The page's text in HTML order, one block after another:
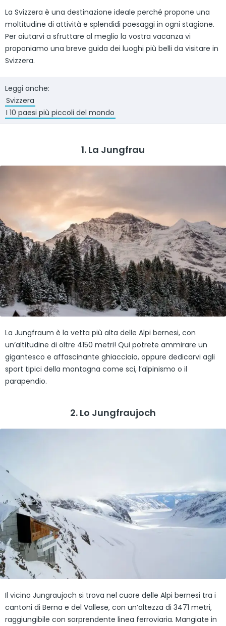
La Svizzera è una destinazione ideale perché propone una
moltitudine di attività e splendidi paesaggi in ogni stagione.
Per aiutarvi a sfruttare al meglio la vostra vacanza vi
proponiamo una breve guida dei luoghi più belli da visitare in
Svizzera.
Leggi anche:
Svizzera
I 10 paesi più piccoli del mondo
1. La Jungfrau
La Jungfraum è la vetta più alta delle Alpi bernesi, con
un’altitudine di oltre 4150 metri! Qui potrete ammirare un
gigantesco e affascinante ghiacciaio, oppure dedicarvi agli
sport tipici della montagna come sci, l’alpinismo o il
parapendio.
2. Lo Jungfraujoch
Il vicino Jungraujoch si trova nel cuore delle Alpi bernesi tra i
cantoni di Berna e del Vallese, con un’altezza di 3471 metri,
raggiungibile con sorprendente linea ferroviaria. Mangiate in